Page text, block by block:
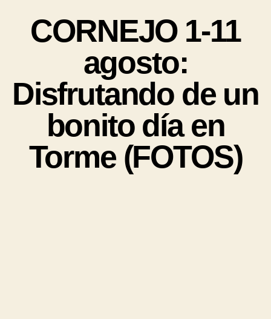
CORNEJO 1-11
agosto:
Disfrutando de un
bonito día en
Torme (FOTOS)